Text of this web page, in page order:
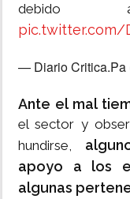
debido
pic.twitter.com/
— Diario Critica.Pa
Ante el mal
el sector y
hundirse,
apoyo a los
algunas